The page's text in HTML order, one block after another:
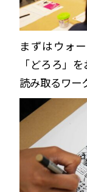
まずはウォ
「どろろ」
読み取るワー